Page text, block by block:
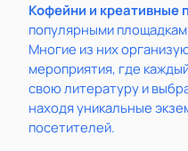
Кофейни и креативные
популярными
Многие из них
мероприятия, где
свою литературу и
находя уникальные
посетителей.